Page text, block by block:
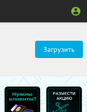
Загрузить